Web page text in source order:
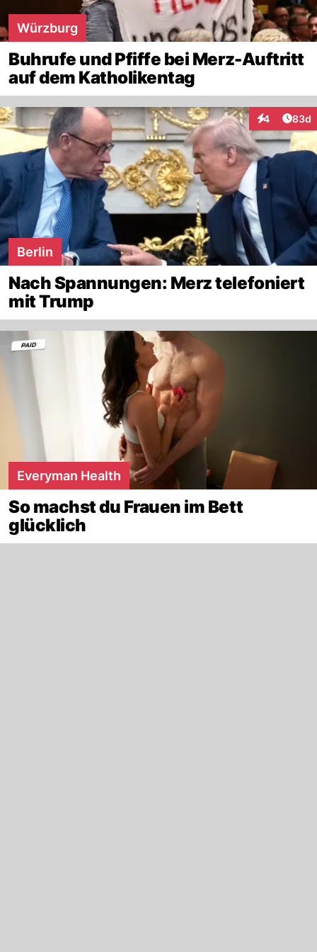
Würzburg
Buhrufe und Pfiffe bei Merz-Auftritt
auf dem Katholikentag
4
Interaktionen
83d
Berlin
Nach Spannungen: Merz telefoniert
mit Trump
Everyman Health
So machst du Frauen im Bett
glücklich